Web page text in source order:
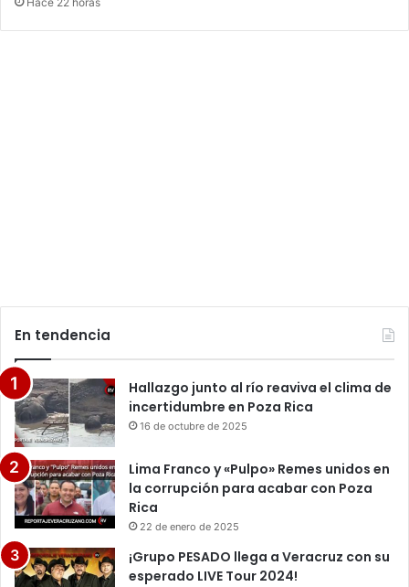
En tendencia
Hallazgo junto al río reaviva el clima de
incertidumbre en Poza Rica
16 de octubre de 2025
Lima Franco y «Pulpo» Remes unidos en
la corrupción para acabar con Poza
Rica
22 de enero de 2025
¡Grupo PESADO llega a Veracruz con su
esperado LIVE Tour 2024!